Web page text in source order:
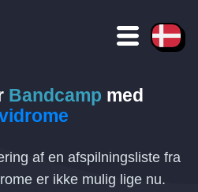
Bandcamp med
af en afspilningsliste fra
er ikke mulig lige nu.